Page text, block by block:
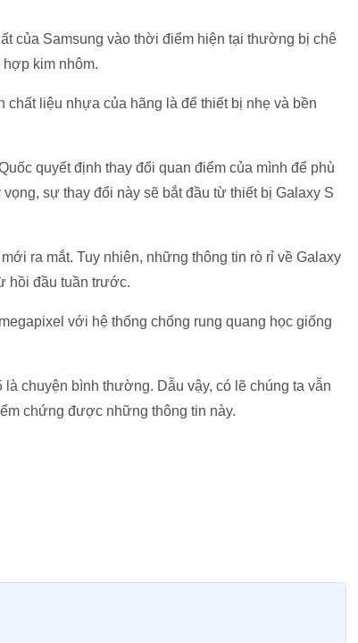
của Samsung vào thời điểm hiện tại thường bị chê
hợp kim nhôm.
chất liệu nhựa của hãng là để thiết bị nhẹ và bền
quyết định thay đổi quan điểm của mình để phù
sự thay đổi này sẽ bắt đầu từ thiết bị Galaxy S
ra mắt. Tuy nhiên, những thông tin rò rỉ về Galaxy
hồi đầu tuần trước.
với hệ thống chống rung quang học giống
chuyện bình thường. Dẫu vậy, có lẽ chúng ta vẫn
chứng được những thông tin này.